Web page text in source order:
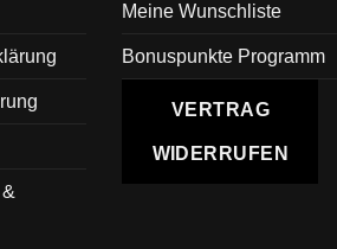
Meine Wunschliste
Bonuspunkte Programm
VERTRAG
WIDERRUFEN